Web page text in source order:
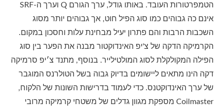
הטמפרטורות העובד. באותו גודל, ערך הגורם Q וערך ה-SRF
אינם כה גבוהים כמו סוג הפיל חוט, אך גבוהים יותר מסוג
השכבות הרבות והם פתרון יעיל מבחינת עלות וחסכון במקום.
הקרמיקה הדקה של צ'יפ האינדוקטור מבנה את הפער בין סוג
הפילה המקולקלת לסוג המולטילייר. בנוסף, מתנד צ׳יפ סרמיקה
דקה הינו מתאים ליישומים בדיוק גבוה בשל הטולרנס המוגבר
של ערך האינדוקטנס. כדי לעמוד בדרישות השונות של הלקוח,
Coilmaster מספקת מגוון גדלים של משטחי קרמיקה מרובי